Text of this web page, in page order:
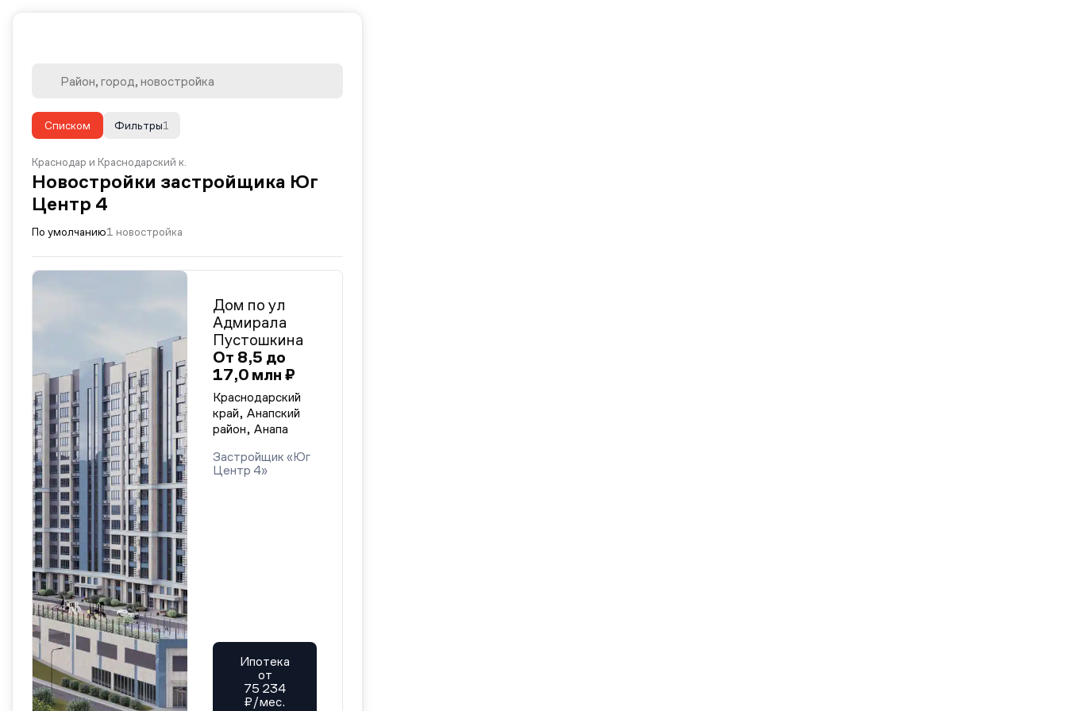
Списком 1
Фильтры
Краснодар и Краснодарский к.
Новостройки застройщика Юг
Центр 4
По умолчанию1 новостройка
Дом по ул
Адмирала
Пустошкина
От 8,5 до
17,0 млн ₽
Краснодарский
край, Анапский
район, Анапа
Застройщик «Юг
Центр 4»
Ипотека
от
75 234
₽/мес.